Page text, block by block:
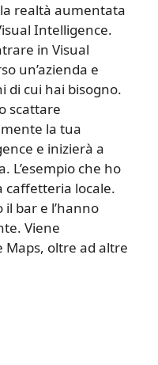
realtà aumentata
Intelligence.
in Visual
un’azienda e
di cui hai bisogno.
scattare
la tua
e inizierà a
L’esempio che ho
caffetteria locale.
bar e l’hanno
Viene
Maps, oltre ad altre